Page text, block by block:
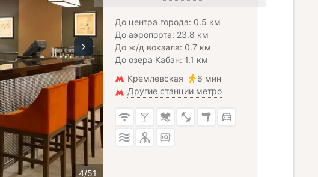
До центра города: 0.5 км
До аэропорта: 23.8 км
До ж/д вокзала: 0.7 км
До озера Кабан: 1.1 км
Кремлевская
6 мин
Другие станции метро